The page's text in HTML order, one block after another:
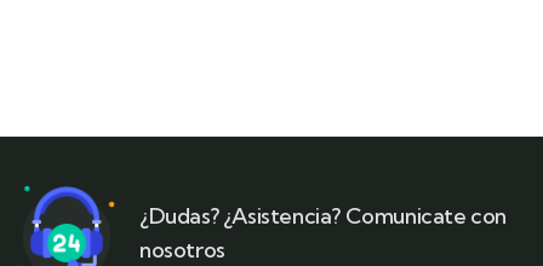
¿Dudas? ¿Asistencia? Comunicate con
nosotros